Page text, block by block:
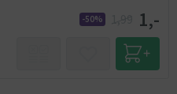
-50% 1,-